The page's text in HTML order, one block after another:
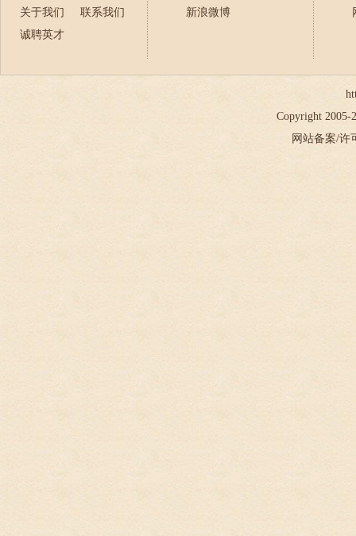
关于我们
联系我们
诚聘英才
新浪微博
Copyright 2005-
网站备案/许